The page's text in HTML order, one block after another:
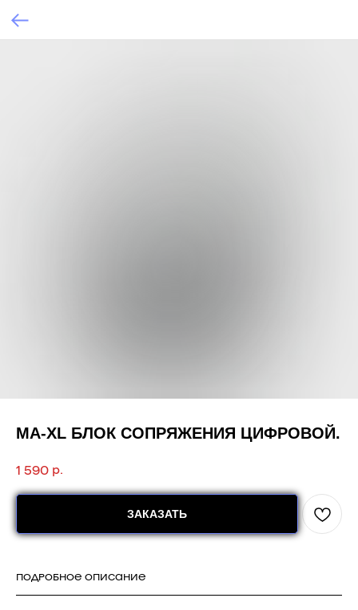
MA-XL БЛОК СОПРЯЖЕНИЯ ЦИФРОВОЙ.
1 590 р.
ЗАКАЗАТЬ
ПОДРОБНОЕ ОПИСАНИЕ